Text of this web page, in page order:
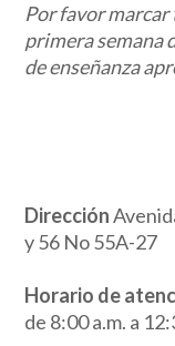
Por favor
primera semana
de enseñanza
Dirección
y 56 No 55A-27
Horario de
de 8:00 a.m. a